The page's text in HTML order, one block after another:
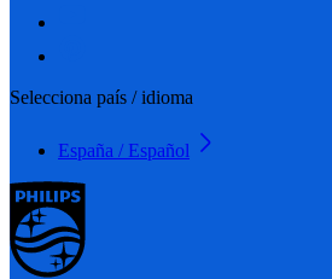
Selecciona país / idioma
España / Español